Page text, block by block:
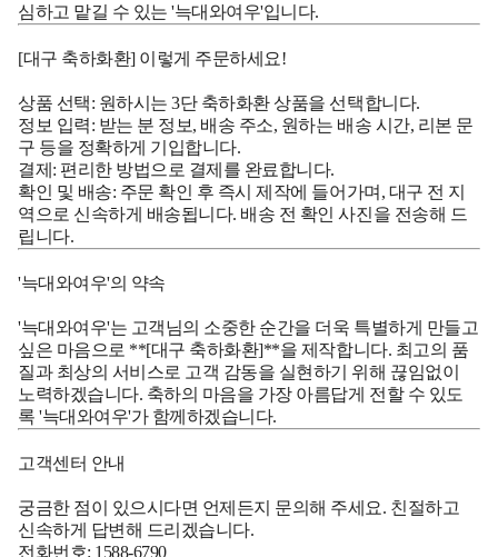
심하고 맡길 수 있는 '늑대와여우'입니다.
[대구 축하화환] 이렇게 주문하세요!
상품 선택: 원하시는 3단 축하화환 상품을 선택합니다.
정보 입력: 받는 분 정보, 배송 주소, 원하는 배송 시간, 리본 문
구 등을 정확하게 기입합니다.
결제: 편리한 방법으로 결제를 완료합니다.
확인 및 배송: 주문 확인 후 즉시 제작에 들어가며, 대구 전 지
역으로 신속하게 배송됩니다. 배송 전 확인 사진을 전송해 드
립니다.
'늑대와여우'의 약속
'늑대와여우'는 고객님의 소중한 순간을 더욱 특별하게 만들고
싶은 마음으로 **[대구 축하화환]**을 제작합니다. 최고의 품
질과 최상의 서비스로 고객 감동을 실현하기 위해 끊임없이
노력하겠습니다. 축하의 마음을 가장 아름답게 전할 수 있도
록 '늑대와여우'가 함께하겠습니다.
고객센터 안내
궁금한 점이 있으시다면 언제든지 문의해 주세요. 친절하고
신속하게 답변해 드리겠습니다.
전화번호: 1588-6790